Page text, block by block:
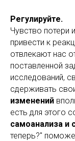
Регулируйте.
Чувство потери
привести к
отвлекают нас
поставленной
исследований,
сдерживать
изменений
есть для этого
самоанализа и
теперь?"